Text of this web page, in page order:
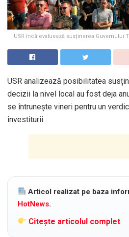
USR încă evaluează susținerea Guvernului
USR analizează posibilitatea
decizii la nivel local au fost deja
se întrunește vineri pentru un
învestiturii.
Articol realizat pe baza
HotNews.
Citește articolul complet